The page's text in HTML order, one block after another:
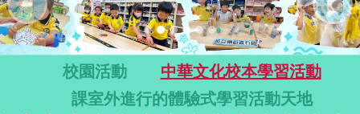
Previous Next
校園活動
中華文化校本學習活動
課室外進行的體驗式學習活動天地